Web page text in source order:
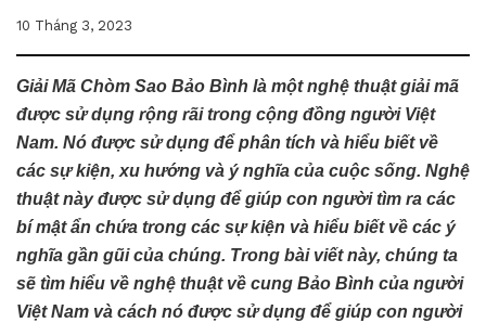
10 Tháng 3, 2023
Giải Mã Chòm Sao Bảo Bình là một nghệ thuật giải mã
được sử dụng rộng rãi trong cộng đồng người Việt
Nam. Nó được sử dụng để phân tích và hiểu biết về
các sự kiện, xu hướng và ý nghĩa của cuộc sống. Nghệ
thuật này được sử dụng để giúp con người tìm ra các
bí mật ẩn chứa trong các sự kiện và hiểu biết về các ý
nghĩa gần gũi của chúng. Trong bài viết này, chúng ta
sẽ tìm hiểu về nghệ thuật về cung Bảo Bình của người
Việt Nam và cách nó được sử dụng để giúp con người